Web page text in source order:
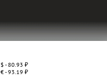
$ - 80.93 ₽
€ - 93.19 ₽